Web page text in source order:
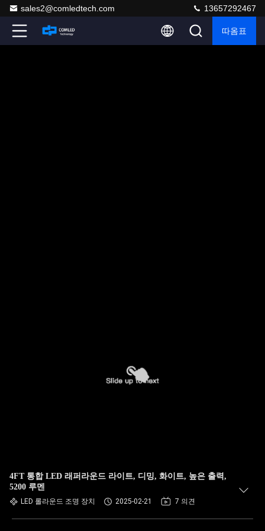
sales2@comledtech.com 13657292467
따옴표
4FT 통합 LED 래퍼라운드 라이트, 디밍, 화이트, 높은 출력,
5200 루멘
LED 롤라운드 조명 장치 2025-02-21 7 의견